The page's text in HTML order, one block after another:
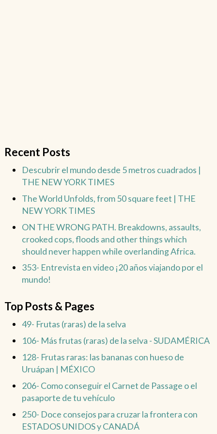
Recent Posts
Descubrir el mundo desde 5 metros cuadrados |
THE NEW YORK TIMES
The World Unfolds, from 50 square feet | THE
NEW YORK TIMES
ON THE WRONG PATH. Breakdowns, assaults,
crooked cops, floods and other things which
should never happen while overlanding Africa.
353- Entrevista en video ¡20 años viajando por el
mundo!
Top Posts & Pages
49- Frutas (raras) de la selva
106- Más frutas (raras) de la selva - SUDAMÉRICA
128- Frutas raras: las bananas con hueso de
Uruápan | MÉXICO
206- Como conseguir el Carnet de Passage o el
pasaporte de tu vehículo
250- Doce consejos para cruzar la frontera con
ESTADOS UNIDOS y CANADÁ